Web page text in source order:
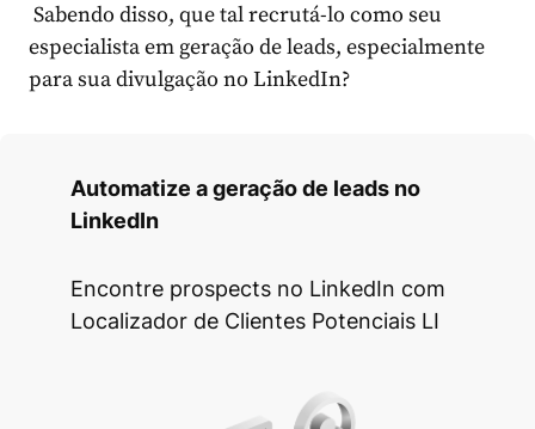
Sabendo disso, que tal recrutá-lo como seu
especialista em geração de leads, especialmente
para sua divulgação no LinkedIn?
Automatize a geração de leads no
LinkedIn
Encontre prospects no LinkedIn com
Localizador de Clientes Potenciais LI